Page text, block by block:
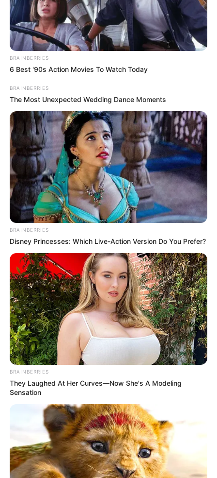
Nem véletlenül maradt inkább háttérben
Szabó Ilona neve már a Tisza korai időszakában is
gyakran felbukkant Magyar Péter környezetében. A
Blikk korábbi cikke szerint a politikus a tavalyi
önkormányzati választások után építette fel
szorosabb személyes csapatát, Ilona pedig bizalmi
munkatársként jelent meg mellette több
rendezvényen.
BRAINBERRIES
6 Best '90s Action Movies To Watch Today
BRAINBERRIES
The Most Unexpected Wedding Dance Moments
BRAINBERRIES
Disney Princesses: Which Live-Action Version Do You Prefer?
BRAINBERRIES
They Laughed At Her Curves—Now She's A Modeling
Sensation